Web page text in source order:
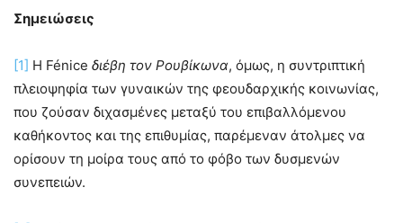
Σημειώσεις
[1] Η Fénice διέβη τον Ρουβίκωνα, όμως, η συντριπτική
πλειοψηφία των γυναικών της φεουδαρχικής κοινωνίας,
που ζούσαν διχασμένες μεταξύ του επιβαλλόμενου
καθήκοντος και της επιθυμίας, παρέμεναν άτολμες να
ορίσουν τη μοίρα τους από το φόβο των δυσμενών
συνεπειών.